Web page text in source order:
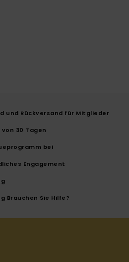
und Rückversand für Mitglieder
30 Tagen
bei
Engagement
Brauchen Sie Hilfe?